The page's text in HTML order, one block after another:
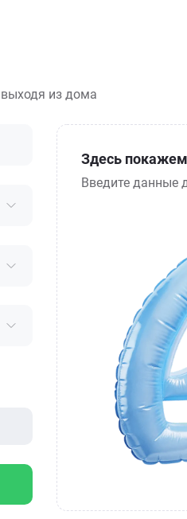
выходя из дома
Здесь
Введите данные